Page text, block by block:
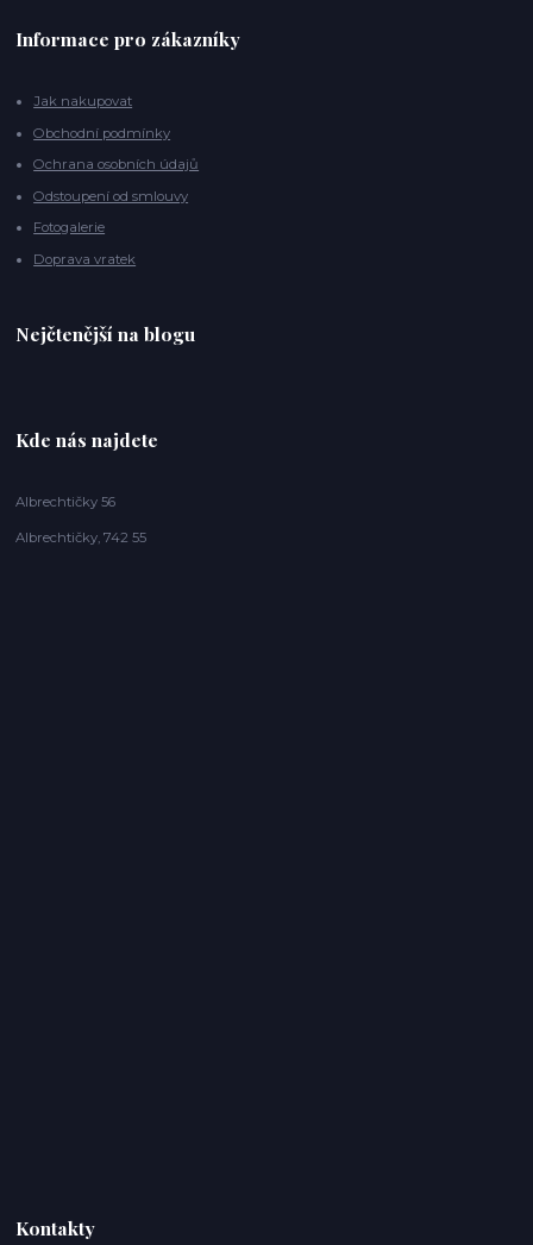
Informace pro zákazníky
Jak nakupovat
Obchodní podmínky
Ochrana osobních údajů
Odstoupení od smlouvy
Fotogalerie
Doprava vratek
Nejčtenější na blogu
Kde nás najdete
Albrechtičky 56
Albrechtičky, 742 55
Kontakty